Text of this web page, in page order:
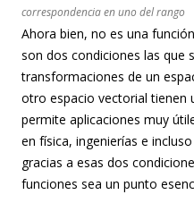
correspondencia en uno del rango
Ahora bien, no es una
son dos condiciones las que
transformaciones de un
otro espacio vectorial tienen
permite aplicaciones muy
en física, ingenierías e
gracias a esas dos
funciones sea un punto